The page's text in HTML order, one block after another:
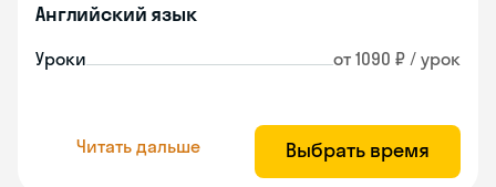
Английский язык
Уроки от 1090 ₽ / урок
Читать дальше Выбрать время